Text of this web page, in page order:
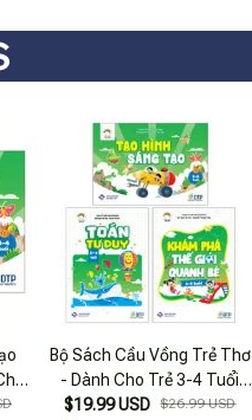
Bộ Sách Cầu Vồng Trẻ Thơ
- Dành Cho Trẻ 3-4 Tuổi
(Bộ 3 Quyển)
$19.99 USD $26.99 USD